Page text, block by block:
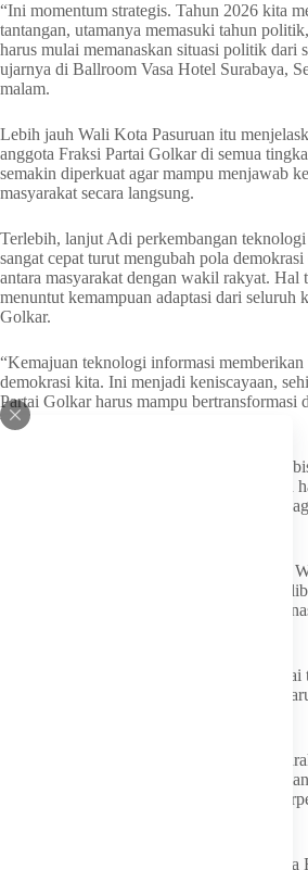
“Ini momentum strategis. Tahun 2026 kita
tantangan, utamanya memasuki tahun
harus mulai memanaskan situasi politik dari
ujarnya di Ballroom Vasa Hotel Surabaya,
malam.
Lebih jauh Wali Kota Pasuruan itu
anggota Fraksi Partai Golkar di semua
semakin diperkuat agar mampu menjawab
masyarakat secara langsung.
Terlebih, lanjut Adi perkembangan
sangat cepat turut mengubah pola
antara masyarakat dengan wakil rakyat. Hal
menuntut kemampuan adaptasi dari seluruh
Golkar.
“Kemajuan teknologi informasi memberikan
demokrasi kita. Ini menjadi keniscayaan,
Partai Golkar harus mampu bertransformasi
yang begitu cepat,” pintanya.
“Sekarang kita berada pada era yang tidak
Karena itu, anggota fraksi di semua lapisan
memainkan peran penting dan strategis
Sebagai bagian dari pemerintah, lanjut Adi
Golkar memiliki tanggung jawab untuk
berbagai program strategis, baik di tingkat
Ia juga menekankan bahwa kehadiran
terasa saat momentum politik, melainkan
“Partai Golkar harus hadir di tengah
bagian dari kehidupan mereka, sehingga
benar dirasakan masyarakat,” tegas pria
Adi optimistis, penguatan kapasitas anggota